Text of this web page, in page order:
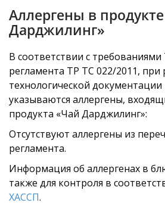
Аллергены в
Дарджилинг»
В соответствии с требованиями
регламента ТР ТС 022/2011, при
технологической
указываются аллергены,
продукта «Чай Дарджилинг»:
Отсутствуют аллергены из
регламента.
Информация об аллергенах в
также для контроля в
ХАССП.